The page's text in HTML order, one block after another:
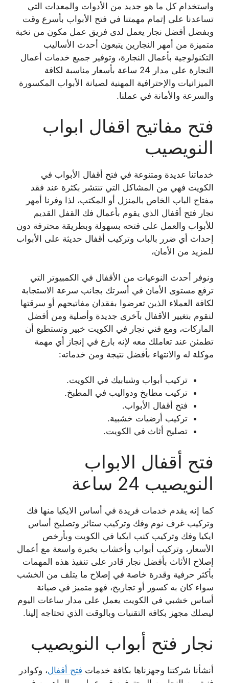
واستخدام كل ما هو جديد من الأدوات والمعدات التي
تساعدنا على إتمام مهمتنا في فتح الأبواب بأسرع وقت
وبفضل أفضل نجار يعمل لدى فريق عمل مكون من نخبة
متميزة من أمهر النجارين يتبعون أحدث الأساليب
التكنولوجية بأعمال النجارة، وتوفير جميع خدمات أعمال
النجارة على مدار 24 ساعة بأسعار مناسبة لكافة
الميزانيات والإحترافية المهنية لصيانة الأبواب المكسورة
والسرعة والأمانة في عملنا.
فتح مفاتيح اقفال ابواب
النويصيب
خدماتنا عديدة ومتنوعة في فتح أقفال الأبواب في
الكويت فهي من المشاكل التي تنتشر بكثرة عند فقد
مفتاح الباب الخاص بالمنزل أو المكتب، لذا وفرنا أمهر
نجار فتح أقفال الذي يقوم بأعمال فك القفل القديم
للأبواب والعمل على فتحه بسهولة وبطريقة محترفة دون
إحداث أي ضرر بالباب وتركيب أقفال حديثة على الأبواب
للمزيد من الأمان،
ونوفر أحدث النوعيات من الأقفال في الكمبيوتر التي
ترفع مستوى الأمان في أسرتك بجانب سرعة الاستجابة
لكافة العملاء الذين تعرضوا بفقدان مفاتيحهم أو سرقتها
لنقوم بتغيير الأقفال بآخرى جديدة وأصلية ومن أفضل
الماركات، ومع فني نجار في الكويت خبير وتستطيع أن
تطمئن عند تعاملك معه لإنه بارع في إنجاز أي مهمة
موكلة له والانتهاء بأفضل نتيجة ومن خدماته:
تركيب أبواب وشبابيك في الكويت.
تركيب مطابخ ودواليب في المطبخ.
فتح أقفال الأبواب.
تركيب أرضيات خشبية.
تصليح أثاث في الكويت.
فتح أقفال الابواب
النويصيب 24 ساعة
كما إنه يقدم خدمات فريدة في أساس الايكيا منها فك
وتركيب غرف نوم وفك وتركيب ستائر وتصليح أساس
ايكيا وفك وتركيب كنب ايكيا في الكويت وبأرخص
الأسعار، وتركيب أبواب وأخشاب بخبرة واسعة مع أعمال
إصلاح الأثاث بأفضل نجار قادر على تنفيذ هذه المهمات
بأكثر حرفية وقدرة خاصة في إصلاح ما يتلف من الخشب
سواء كان به كسور أو تجاريح، فهو متميز في صيانة
أساس خشبي في الكويت يعمل على مدار ساعات اليوم
ليصلك مجهز بكافة التقنيات وبالوقت الذي تحتاجه إلينا.
نجار فتح أبواب النويصيب
أنشأنا شركتنا وجهزناها بكافة خدمات فتح أقفال، وكوادر